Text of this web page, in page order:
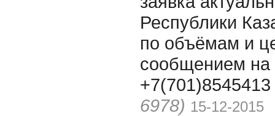
Республики
по объёмам и
сообщением на
6978) 15-12-2015